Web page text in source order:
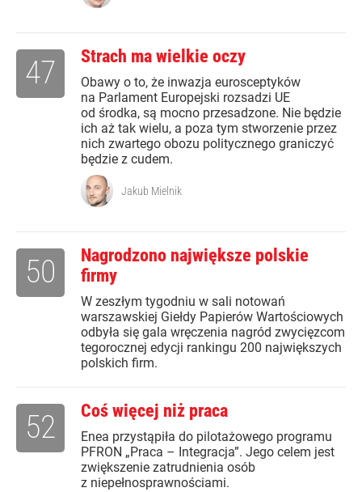
Strach ma wielkie oczy
Obawy o to, że inwazja eurosceptyków
na Parlament Europejski rozsadzi UE
od środka, są mocno przesadzone. Nie będzie
ich aż tak wielu, a poza tym stworzenie przez
nich zwartego obozu politycznego graniczyć
będzie z cudem.
47
Jakub Mielnik
Nagrodzono największe polskie
firmy
W zeszłym tygodniu w sali notowań
warszawskiej Giełdy Papierów Wartościowych
odbyła się gala wręczenia nagród zwycięzcom
tegorocznej edycji rankingu 200 największych
polskich firm.
50
Coś więcej niż praca
Enea przystąpiła do pilotażowego programu
PFRON „Praca – Integracja”. Jego celem jest
zwiększenie zatrudnienia osób
z niepełnosprawnościami.
52